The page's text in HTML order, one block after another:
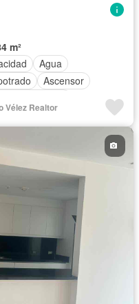
m²
Agua
Ascensor
Terraza
amoblado
Vélez Realtor